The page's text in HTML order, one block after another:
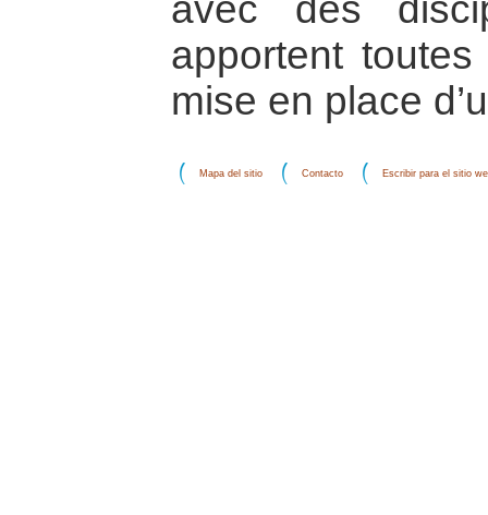
avec des
apportent
mise en place
Mapa del sitio Contacto Escribir para el sitio